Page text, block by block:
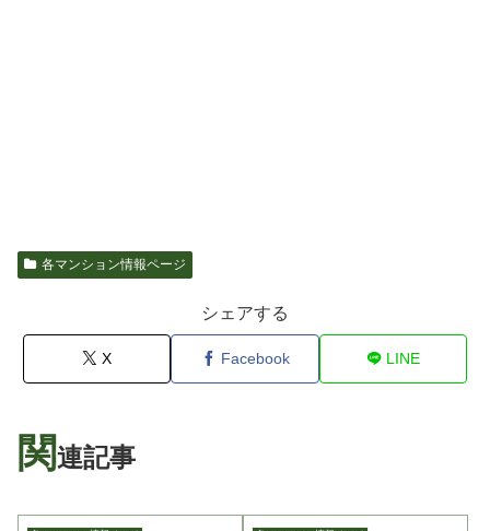
各マンション情報ページ
シェアする
X Facebook LINE
関連記事